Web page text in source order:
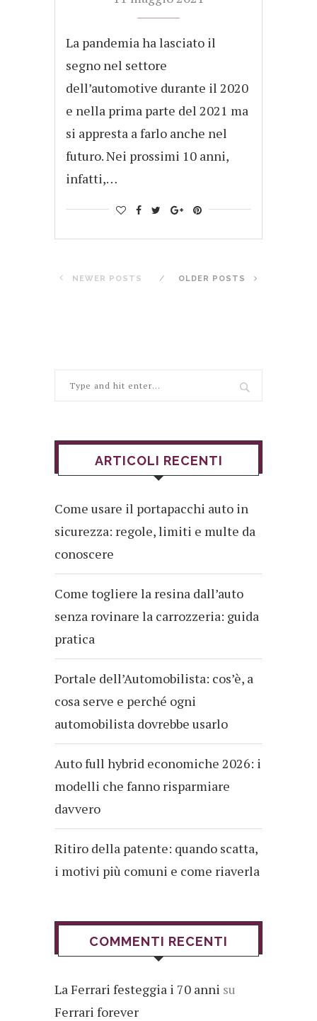
La pandemia ha lasciato il
segno nel settore
dell’automotive durante il 2020
e nella prima parte del 2021 ma
si appresta a farlo anche nel
futuro. Nei prossimi 10 anni,
infatti,…
NEWER POSTS OLDER POSTS
ARTICOLI RECENTI
Come usare il portapacchi auto in
sicurezza: regole, limiti e multe da
conoscere
Come togliere la resina dall’auto
senza rovinare la carrozzeria: guida
pratica
Portale dell’Automobilista: cos’è, a
cosa serve e perché ogni
automobilista dovrebbe usarlo
Auto full hybrid economiche 2026: i
modelli che fanno risparmiare
davvero
Ritiro della patente: quando scatta,
i motivi più comuni e come riaverla
COMMENTI RECENTI
La Ferrari festeggia i 70 anni su
Ferrari forever